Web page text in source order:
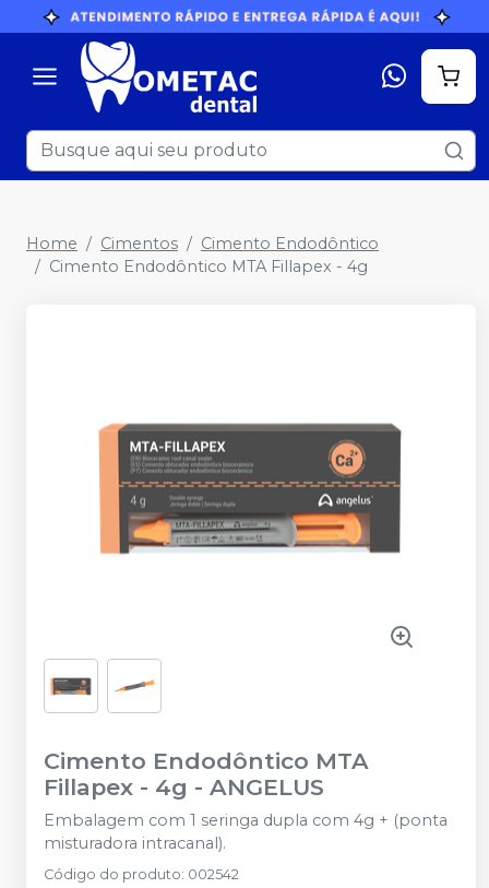
Home Cimentos
Cimento Endodôntico
Cimento Endodôntico MTA Fillapex - 4g
Cimento Endodôntico MTA
Fillapex - 4g - ANGELUS
Embalagem com 1 seringa dupla com 4g + (ponta
misturadora intracanal).
Código do produto: 002542